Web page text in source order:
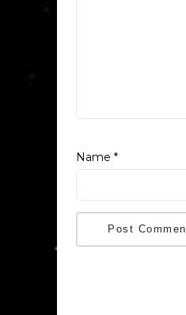
Name *